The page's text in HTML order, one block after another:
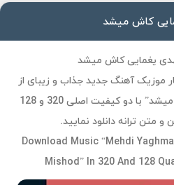
کاش میشد
یغمایی کاش میشد
موزیک آهنگ جدید جذاب و زیبای از
مهدی یغمایی با عنوان “کاش میشد” با دو کیفیت اصلی 320 و 128
و متن ترانه دانلود نمایید.
Download Music “Mehdi
Mishod” In 320 And 128